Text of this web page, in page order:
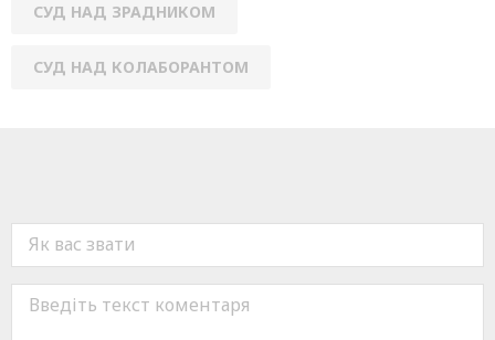
СУД НАД ЗРАДНИКОМ
СУД НАД КОЛАБОРАНТОМ